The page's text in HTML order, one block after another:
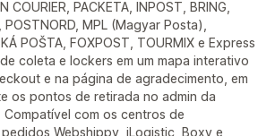
COURIER, PACKETA, INPOST, BRING,
POSTNORD, MPL (Magyar Posta),
POŠTA, FOXPOST, TOURMIX e Express
coleta e lockers em um mapa interativo
e na página de agradecimento, em
os pontos de retirada no admin da
Compatível com os centros de
Webshippy, iLogistic, Boxy e